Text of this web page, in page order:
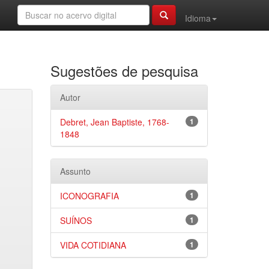
Idioma
Sugestões de pesquisa
Autor
1
Debret, Jean Baptiste, 1768-
1848
Assunto
1
ICONOGRAFIA
1
SUÍNOS
1
VIDA COTIDIANA